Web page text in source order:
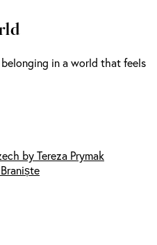
in a world that feels
by Tereza Prymak